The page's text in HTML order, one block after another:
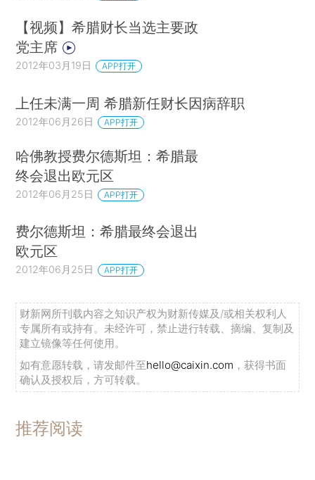
【视频】希腊财长当选主要政
党主席
2012年03月19日 APP打开
上任未满一周 希腊新任财长因病辞职
2012年06月26日 APP打开
哈佛教授费尔德斯坦：希腊最
终会退出欧元区
2012年06月25日 APP打开
费尔德斯坦：希腊最终会退出
欧元区
2012年06月25日 APP打开
财新网所刊载内容之知识产权为财新传媒及/或相关权利人
专属所有或持有。未经许可，禁止进行转载、摘编、复制及
建立镜像等任何使用。
如有意愿转载，请发邮件至hello@caixin.com ，获得书面
确认及授权后，方可转载。
推荐阅读